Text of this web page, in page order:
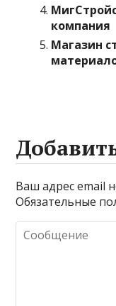
компания
Магазин
Ваш адрес email
Обязательные